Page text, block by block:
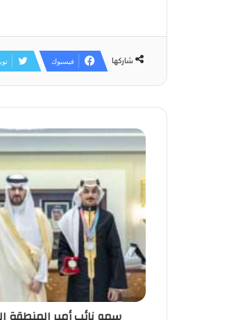
شاركها فيسبوك